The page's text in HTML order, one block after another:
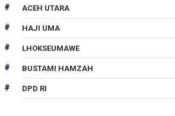
ACEH UTARA
HAJI UMA
LHOKSEUMAWE
BUSTAMI HAMZAH
DPD RI